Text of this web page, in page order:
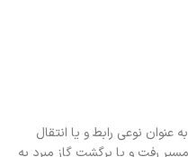
ها، به عنوان نوعی رابط و یا انتقال
رفت و یا برگشت گاز مبرد به